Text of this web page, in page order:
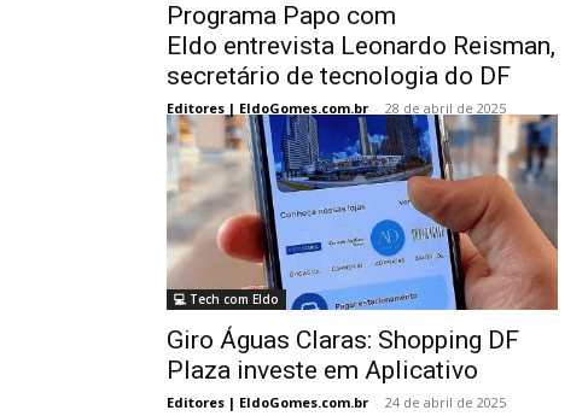
Programa Papo com
Eldo entrevista Leonardo Reisman,
secretário de tecnologia do DF
Editores | EldoGomes.com.br - 28 de abril de 2025
💻 Tech com Eldo
Giro Águas Claras: Shopping DF
Plaza investe em Aplicativo
Editores | EldoGomes.com.br - 24 de abril de 2025